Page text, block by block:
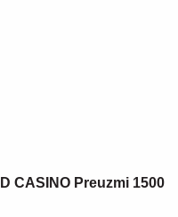
CASINO Preuzmi 1500